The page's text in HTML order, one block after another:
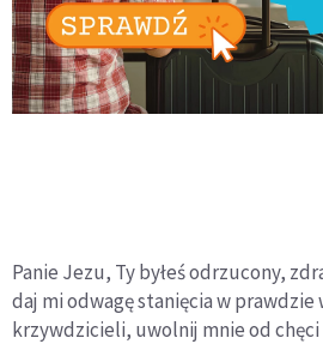
Panie Jezu, Ty byłeś odrzucony,
daj mi odwagę stanięcia w prawdzie
krzywdzicieli, uwolnij mnie od